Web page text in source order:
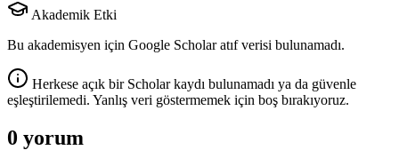
Akademik Etki
Bu akademisyen için Google Scholar atıf verisi bulunamadı.
Herkese açık bir Scholar kaydı bulunamadı ya da güvenle
eşleştirilemedi. Yanlış veri göstermemek için boş bırakıyoruz.
0 yorum